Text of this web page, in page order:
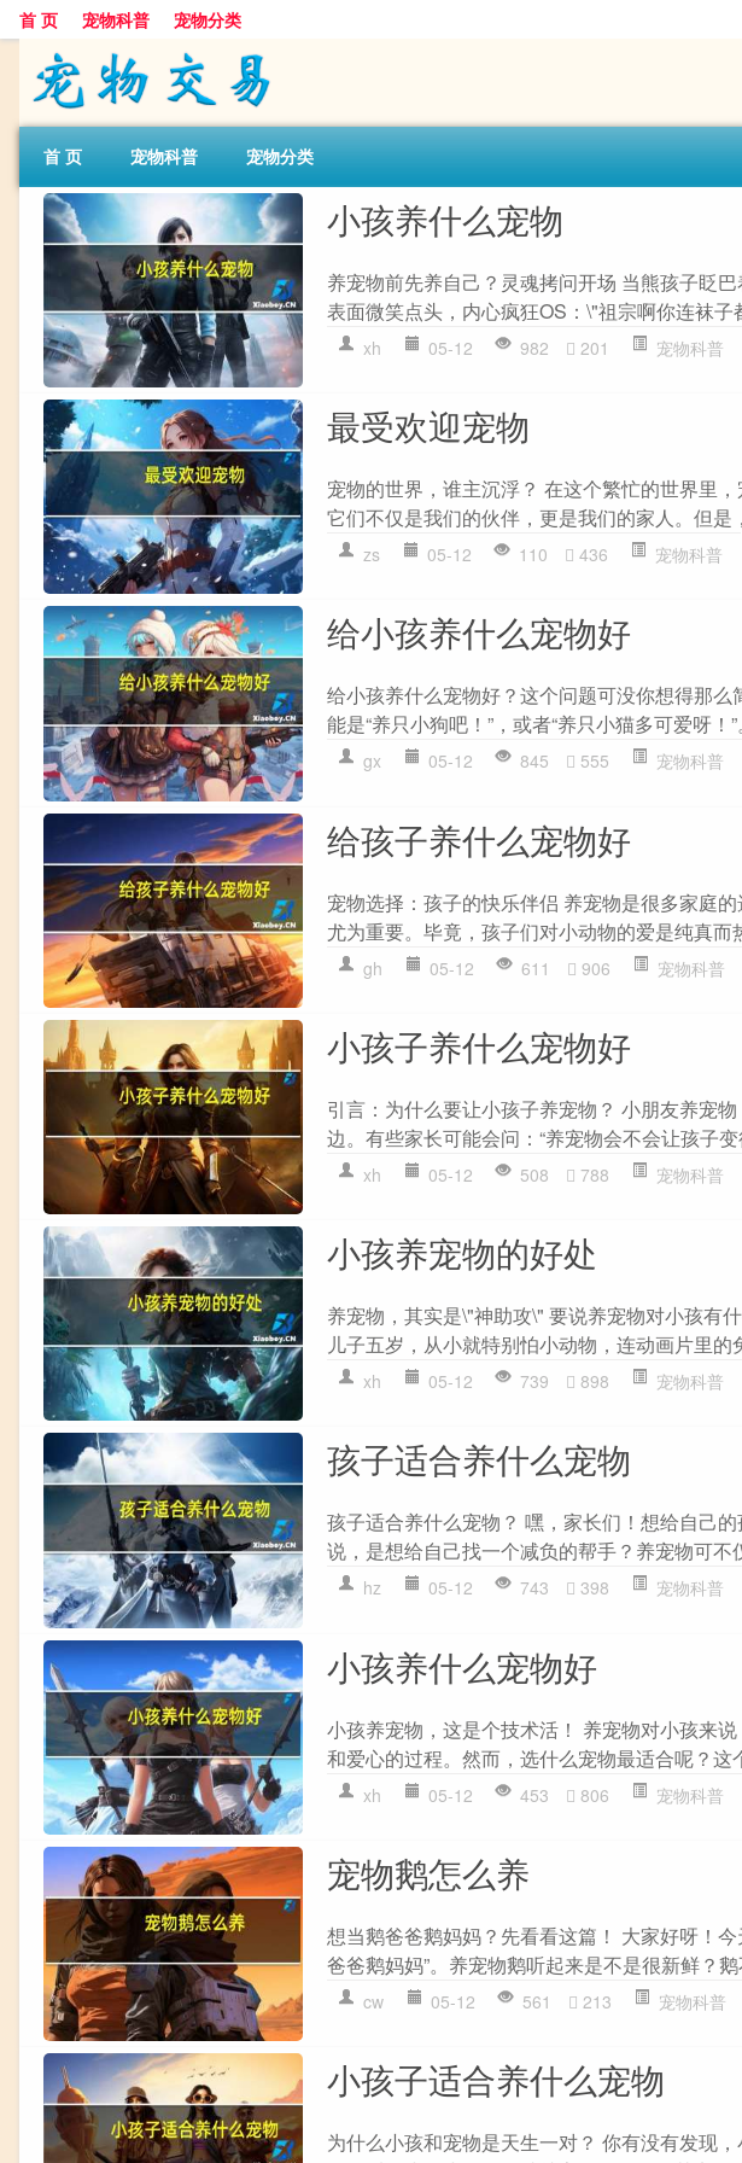
首 页 宠物科普 宠物分类
首 页 宠物科普 宠物分类
小孩养什么宠物
养宠物前先养自己？灵魂拷问开场 当熊孩子眨
表面微笑点头，内心疯狂OS：\"祖宗啊你连袜子
xh 05-12 982 201 宠物科普
最受欢迎宠物
宠物的世界，谁主沉浮？ 在这个繁忙的世界里
它们不仅是我们的伙伴，更是我们的家人。但是
zs 05-12 110 436 宠物科普
给小孩养什么宠物好
给小孩养什么宠物好？这个问题可没你想得那
能是“养只小狗吧！”，或者“养只小猫多可爱呀！
gx 05-12 845 555 宠物科普
给孩子养什么宠物好
宠物选择：孩子的快乐伴侣 养宠物是很多家庭
尤为重要。毕竟，孩子们对小动物的爱是纯真而
gh 05-12 611 906 宠物科普
小孩子养什么宠物好
引言：为什么要让小孩子养宠物？ 小朋友养宠
边。有些家长可能会问：“养宠物会不会让孩子
xh 05-12 508 788 宠物科普
小孩养宠物的好处
养宠物，其实是\"神助攻\" 要说养宠物对小孩有
儿子五岁，从小就特别怕小动物，连动画片里的
xh 05-12 739 898 宠物科普
孩子适合养什么宠物
孩子适合养什么宠物？ 嘿，家长们！想给自己
说，是想给自己找一个减负的帮手？养宠物可不
hz 05-12 743 398 宠物科普
小孩养什么宠物好
小孩养宠物，这是个技术活！ 养宠物对小孩来
和爱心的过程。然而，选什么宠物最适合呢？这
xh 05-12 453 806 宠物科普
宠物鹅怎么养
想当鹅爸爸鹅妈妈？先看看这篇！ 大家好呀！
爸爸鹅妈妈”。养宠物鹅听起来是不是很新鲜？
cw 05-12 561 213 宠物科普
小孩子适合养什么宠物
为什么小孩和宠物是天生一对？ 你有没有发现